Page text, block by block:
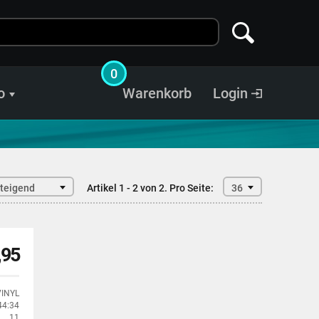
Login
Warenkorb
0
Artikel 1 - 2 von 2. Pro Seite: 36